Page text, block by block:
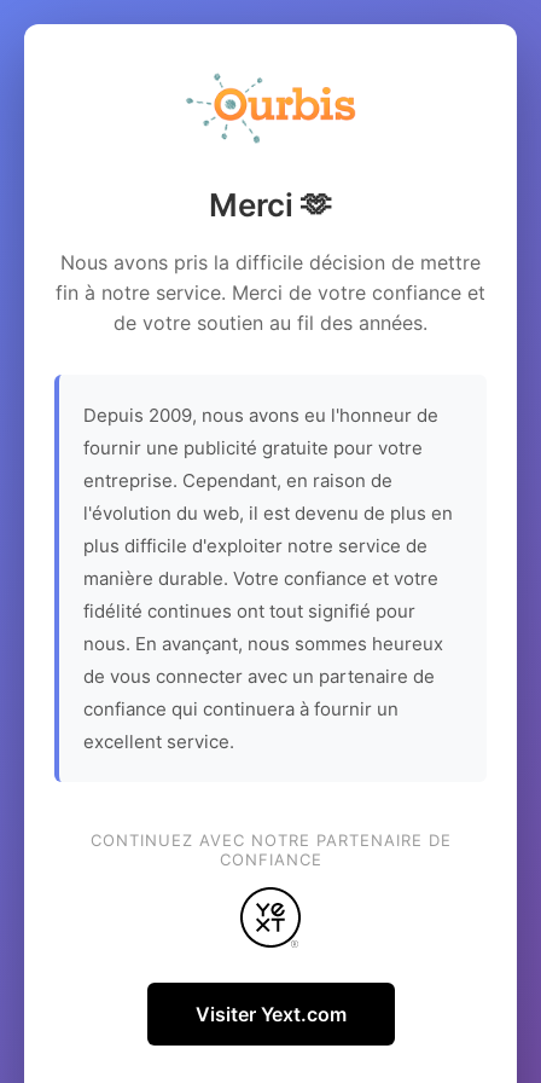
Merci 🫶
Nous avons pris la difficile décision de mettre
fin à notre service. Merci de votre confiance et
de votre soutien au fil des années.
Depuis 2009, nous avons eu l'honneur de
fournir une publicité gratuite pour votre
entreprise. Cependant, en raison de
l'évolution du web, il est devenu de plus en
plus difficile d'exploiter notre service de
manière durable. Votre confiance et votre
fidélité continues ont tout signifié pour
nous. En avançant, nous sommes heureux
de vous connecter avec un partenaire de
confiance qui continuera à fournir un
excellent service.
CONTINUEZ AVEC NOTRE PARTENAIRE DE
CONFIANCE
Visiter Yext.com